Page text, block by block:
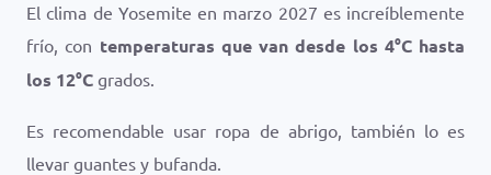
El clima de Yosemite en marzo 2027 es increíblemente
frío, con temperaturas que van desde los 4°Chasta
los 12°C grados.
Es recomendable usar ropa de abrigo, también lo es
llevar guantes y bufanda.